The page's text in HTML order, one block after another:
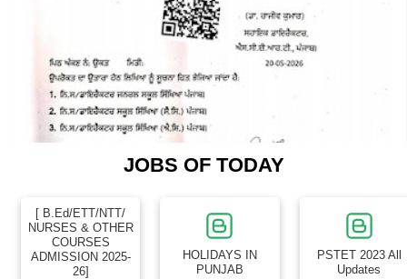
JOBS OF TODAY
[ B.Ed/ETT/NTT/
NURSES & OTHER
COURSES
ADMISSION 2025-
26]
HOLIDAYS IN
PUNJAB
PSTET 2023 All
Updates